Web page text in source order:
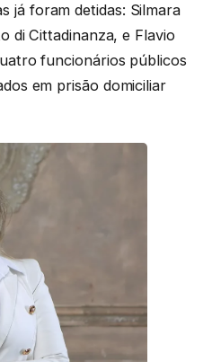
já foram detidas: Silmara
di Cittadinanza, e Flavio
funcionários públicos
em prisão domiciliar